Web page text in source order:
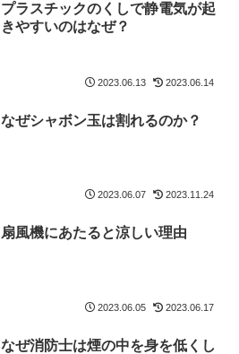
プラスチックのくしで静電気が起
きやすいのはなぜ？
2023.06.13 2023.06.14
なぜシャボン玉は割れるのか？
2023.06.07 2023.11.24
扇風機にあたると涼しい理由
2023.06.05 2023.06.17
なぜ消防士は煙の中を身を低くし